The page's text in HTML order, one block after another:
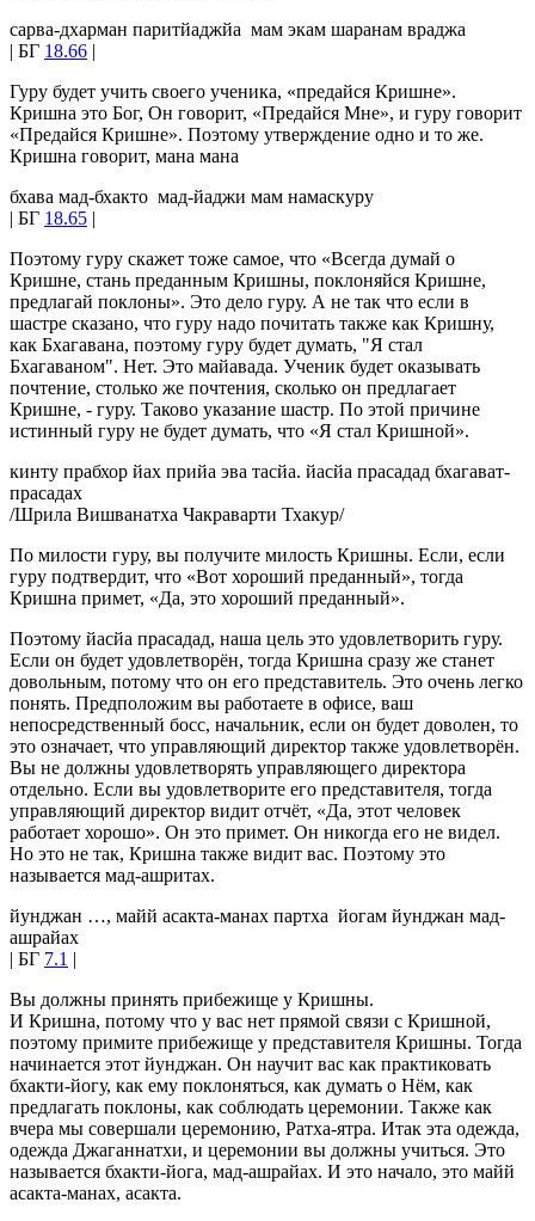
сарва-дхарман паритйаджйа мам экам шаранам враджа
| БГ 18.66 |
Гуру будет учить своего ученика, «предайся Кришне».
Кришна это Бог, Он говорит, «Предайся Мне», и гуру говорит
«Предайся Кришне». Поэтому утверждение одно и то же.
Кришна говорит, мана мана
бхава мад-бхакто мад-йаджи мам намаскуру
| БГ 18.65 |
Поэтому гуру скажет тоже самое, что «Всегда думай о
Кришне, стань преданным Кришны, поклоняйся Кришне,
предлагай поклоны». Это дело гуру. А не так что если в
шастре сказано, что гуру надо почитать также как Кришну,
как Бхагавана, поэтому гуру будет думать, "Я стал
Бхагаваном". Нет. Это майавада. Ученик будет оказывать
почтение, столько же почтения, сколько он предлагает
Кришне, - гуру. Таково указание шастр. По этой причине
истинный гуру не будет думать, что «Я стал Кришной».
кинту прабхор йах прийа эва тасйа. йасйа прасадад бхагават­
прасадах
/Шрила Вишванатха Чакраварти Тхакур/
По милости гуру, вы получите милость Кришны. Если, если
гуру подтвердит, что «Вот хороший преданный», тогда
Кришна примет, «Да, это хороший преданный».
Поэтому йасйа прасадад, наша цель это удовлетворить гуру.
Если он будет удовлетворён, тогда Кришна сразу же станет
довольным, потому что он его представитель. Это очень легко
понять. Предположим вы работаете в офисе, ваш
непосредственный босс, начальник, если он будет доволен, то
это означает, что управляющий директор также удовлетворён.
Вы не должны удовлетворять управляющего директора
отдельно. Если вы удовлетворите его представителя, тогда
управляющий директор видит отчёт, «Да, этот человек
работает хорошо». Он это примет. Он никогда его не видел.
Но это не так, Кришна также видит вас. Поэтому это
называется мад-ашритах.
йунджан …, майй асакта-манах партха йогам йунджан мад-
ашрайах
| БГ 7.1 |
Вы должны принять прибежище у Кришны.
И Кришна, потому что у вас нет прямой связи с Кришной,
поэтому примите прибежище у представителя Кришны. Тогда
начинается этот йунджан. Он научит вас как практиковать
бхакти-йогу, как ему поклоняться, как думать о Нём, как
предлагать поклоны, как соблюдать церемонии. Также как
вчера мы совершали церемонию, Ратха-ятра. Итак эта одежда,
одежда Джаганнатхи, и церемонии вы должны учиться. Это
называется бхакти-йога, мад-ашрайах. И это начало, это майй
асакта-манах, асакта.